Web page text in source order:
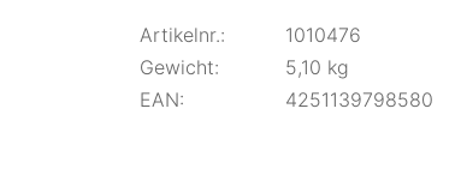
Artikelnr.:
1010476
Gewicht:
5,10 kg
EAN:
4251139798580